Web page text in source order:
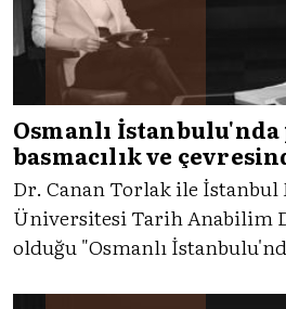
Osmanlı
basmacılık ve
ağları
Dr. Canan Torlak ile İstanbul
Üniversitesi Tarih Anabilim
olduğu "Osmanlı